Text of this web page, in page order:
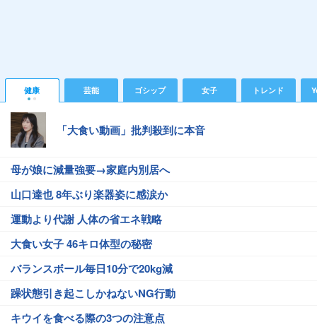
健康 芸能 ゴシップ 女子 トレンド
「大食い動画」批判殺到に本音
母が娘に減量強要→家庭内別居へ
山口達也 8年ぶり楽器姿に感涙か
運動より代謝 人体の省エネ戦略
大食い女子 46キロ体型の秘密
バランスボール毎日10分で20kg減
躁状態引き起こしかねないNG行動
キウイを食べる際の3つの注意点